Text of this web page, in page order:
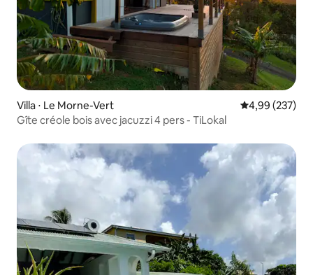
Villa ⋅ Le Morne-Vert Évaluation
4,99 (237)
Gîte créole bois avec jacuzzi 4 pers - TiLokal